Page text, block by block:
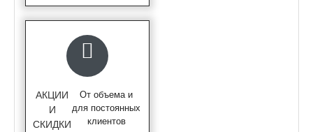
АКЦИИ
И
СКИДКИ
От объема и
для постоянных
клиентов